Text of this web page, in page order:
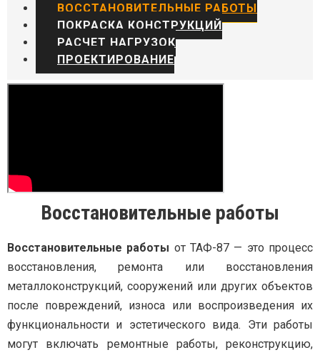
ВОССТАНОВИТЕЛЬНЫЕ РАБОТЫ
ПОКРАСКА КОНСТРУКЦИЙ
РАСЧЕТ НАГРУЗОК
ПРОЕКТИРОВАНИЕ
Восстановительные работы
Восстановительные работы от ТАФ-87 — это процесс
восстановления, ремонта или восстановления
металлоконструкций, сооружений или других объектов
после повреждений, износа или воспроизведения их
функциональности и эстетического вида. Эти работы
могут включать ремонтные работы, реконструкцию,